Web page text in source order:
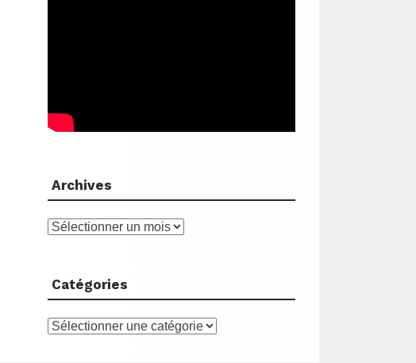
Archives
Archives
Catégories
Catégories